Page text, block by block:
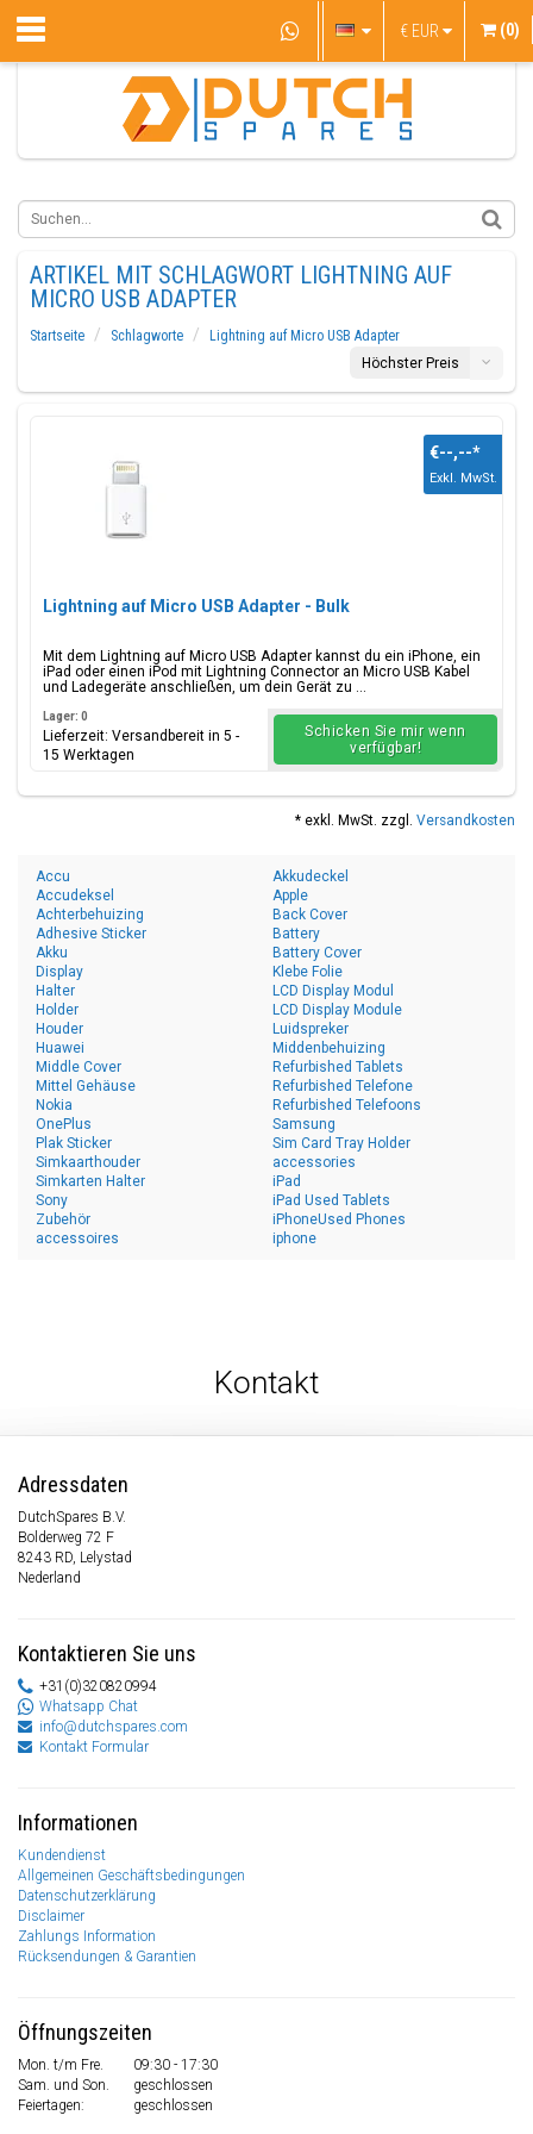
€ EUR (0)
ARTIKEL MIT SCHLAGWORT LIGHTNING AUF
MICRO USB ADAPTER
Startseite Schlagworte
Lightning auf Micro USB Adapter
Höchster Preis
Lightning auf Micro USB Adapter - Bulk
Mit dem Lightning auf Micro USB Adapter kannst du ein iPhone, ein
iPad oder einen iPod mit Lightning Connector an Micro USB Kabel
und Ladegeräte anschließen, um dein Gerät zu ...
€--,--*
Exkl. MwSt.
Lager: 0
Lieferzeit: Versandbereit in 5 -
15 Werktagen
Schicken Sie mir wenn
verfügbar!
* exkl. MwSt. zzgl. Versandkosten
Accu
Accudeksel
Achterbehuizing
Adhesive Sticker
Akku
Akkudeckel
Apple
Back Cover
Battery
Battery Cover
Display
Halter
Holder
Houder
Huawei
Klebe Folie
LCD Display Modul
LCD Display Module
Luidspreker
Middenbehuizing
Middle Cover
Mittel Gehäuse
Nokia
OnePlus
Plak Sticker
Refurbished Tablets
Refurbished Telefone
Refurbished Telefoons
Samsung
Sim Card Tray Holder
Simkaarthouder
Simkarten Halter
Sony
Zubehör
accessoires
accessories
iPad
iPad Used Tablets
iPhoneUsed Phones
iphone
Kontakt
Adressdaten
DutchSpares B.V.
Bolderweg 72 F
8243 RD, Lelystad
Nederland
Kontaktieren Sie uns
+31(0)320820994
Whatsapp Chat
info@dutchspares.com
Kontakt Formular
Informationen
Kundendienst
Allgemeinen Geschäftsbedingungen
Datenschutzerklärung
Disclaimer
Zahlungs Information
Rücksendungen & Garantien
Öffnungszeiten
Mon. t/m Fre.
09:30 - 17:30
Sam. und Son.
geschlossen
Feiertagen:
geschlossen